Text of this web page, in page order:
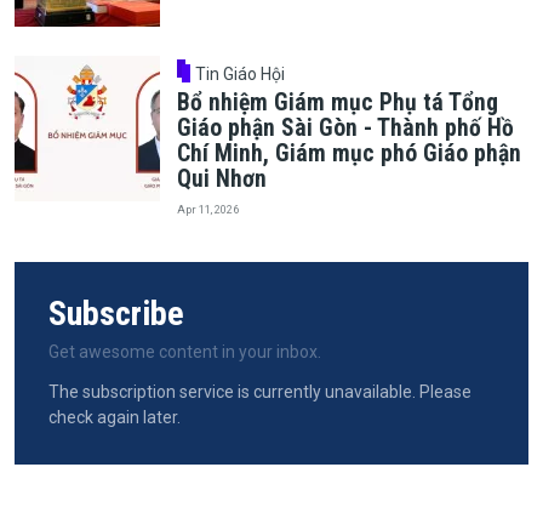
Tin Giáo Hội
Bổ nhiệm Giám mục Phụ tá Tổng
Giáo phận Sài Gòn - Thành phố Hồ
Chí Minh, Giám mục phó Giáo phận
Qui Nhơn
Apr 11, 2026
Subscribe
Get awesome content in your inbox.
The subscription service is currently unavailable. Please
check again later.